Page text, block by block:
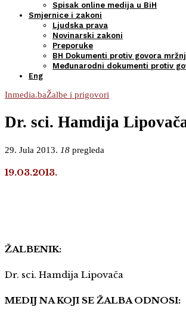
Spisak online medija u BiH
Smjernice i zakoni
Ljudska prava
Novinarski zakoni
Preporuke
BH Dokumenti protiv govora
Međunarodni dokumenti protiv
Eng
Inmedia.baŽalbe i prigovori
Dr. sci. Hamdija
29. Jula 2013. 18 pregleda
19.03.2013.
ŽALBENIK:
Dr. sci. Hamdija Lipovača
MEDIJ NA KOJI SE ŽALBA ODNOSI: